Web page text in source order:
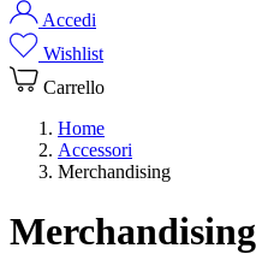
Accedi
Wishlist
Carrello
Home
Accessori
Merchandising
Merchandising